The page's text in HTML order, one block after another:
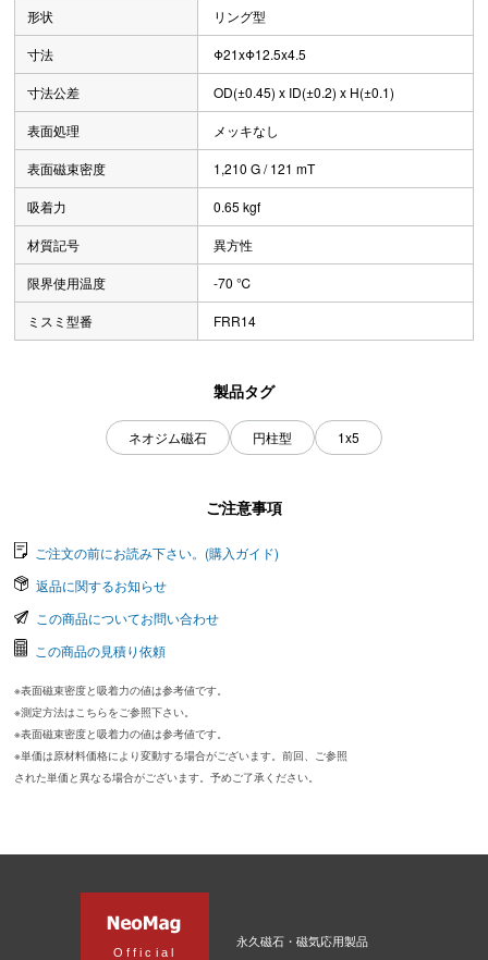
形状 リング型
寸法 Φ21xΦ12.5x4.5
寸法公差 OD(±0.45) x ID(±0.2) x H(±0.1)
表面処理 メッキなし
表面磁束密度 1,210 G / 121 mT
吸着力 0.65 kgf
材質記号 異方性
限界使用温度 -70 ℃
ミスミ型番 FRR14
製品タグ
ネオジム磁石 円柱型 1x5
ご注意事項
ご注文の前にお読み下さい。(購入ガイド)
返品に関するお知らせ
この商品についてお問い合わせ
この商品の見積り依頼
※表面磁束密度と吸着力の値は参考値です。
※測定方法はこちらをご参照下さい。
※表面磁束密度と吸着力の値は参考値です。
※単価は原材料価格により変動する場合がございます。前回、ご参照
された単価と異なる場合がございます。予めご了承ください。
Official
永久磁石・磁気応用製品